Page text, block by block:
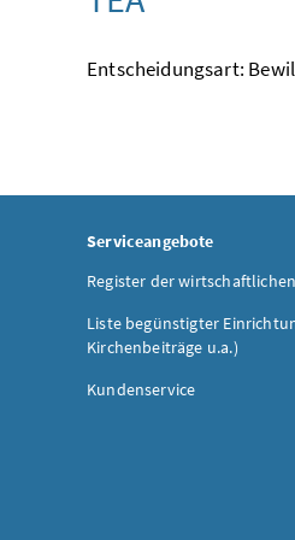
Entscheidungsart:
Serviceangebote
Register der
Liste begünstigter
Kirchenbeiträge u.a.)
Kundenservice